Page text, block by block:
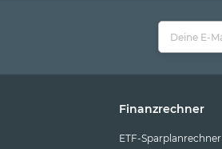
Finanzrechner
ETF-Sparplanrechner